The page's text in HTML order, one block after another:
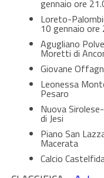
gennaio ore
Loreto-
10 gennaio ore
Agugliano
Moretti di
Giovane
Leonessa
Pesaro
Nuova
di Jesi
Piano San
Macerata
Calcio